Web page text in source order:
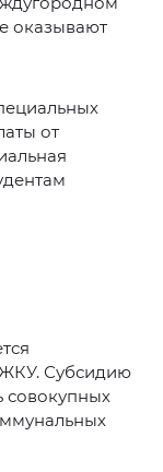
оказывают
от
Субсидию
совокупных